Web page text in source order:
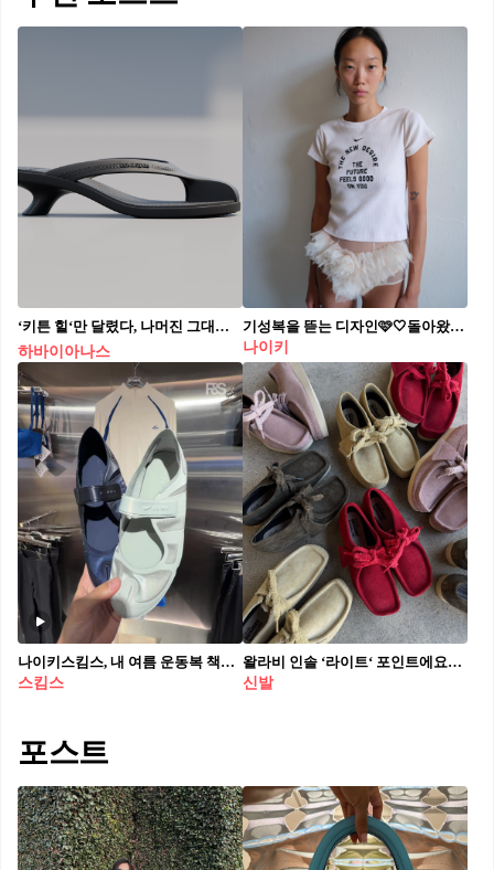
‘키튼 힐‘만 달렸다, 나머진 그대로👠
하바이아나스
기성복을 뜯는 디자인🩷🤍돌아왔다!
나이키
나이키스킴스, 내 여름 운동복 책임져🏃‍♀️
스킴스
왈라비 인솔 ‘라이트‘ 포인트에요💛❤️
신발
포스트